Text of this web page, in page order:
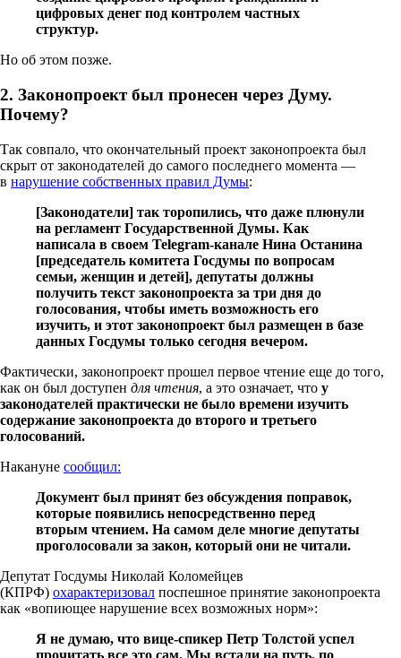
цифровых денег под контролем частных
структур.
Но об этом позже.
2. Законопроект был пронесен через Думу.
Почему?
Так совпало, что окончательный проект законопроекта был
скрыт от законодателей до самого последнего момента —
в нарушение собственных правил Думы:
[Законодатели] так торопились, что даже плюнули
на регламент Государственной Думы. Как
написала в своем Telegram-канале Нина Останина
[председатель комитета Госдумы по вопросам
семьи, женщин и детей], депутаты должны
получить текст законопроекта за три дня до
голосования, чтобы иметь возможность его
изучить, и этот законопроект был размещен в базе
данных Госдумы только сегодня вечером.
Фактически, законопроект прошел первое чтение еще до того,
как он был доступен для чтения, а это означает, что у
законодателей практически не было времени изучить
содержание законопроекта до второго и третьего
голосований.
Накануне сообщил:
Документ был принят без обсуждения поправок,
которые появились непосредственно перед
вторым чтением. На самом деле многие депутаты
проголосовали за закон, который они не читали.
Депутат Госдумы Николай Коломейцев
(КПРФ) охарактеризовал поспешное принятие законопроекта
как «вопиющее нарушение всех возможных норм»:
Я не думаю, что вице-спикер Петр Толстой успел
прочитать все это сам. Мы встали на путь, по